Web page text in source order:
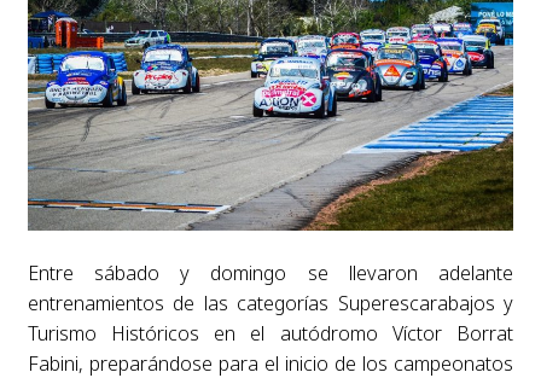
Entre sábado y domingo se llevaron adelante
entrenamientos de las categorías Superescarabajos y
Turismo Históricos en el autódromo Víctor Borrat
Fabini, preparándose para el inicio de los campeonatos